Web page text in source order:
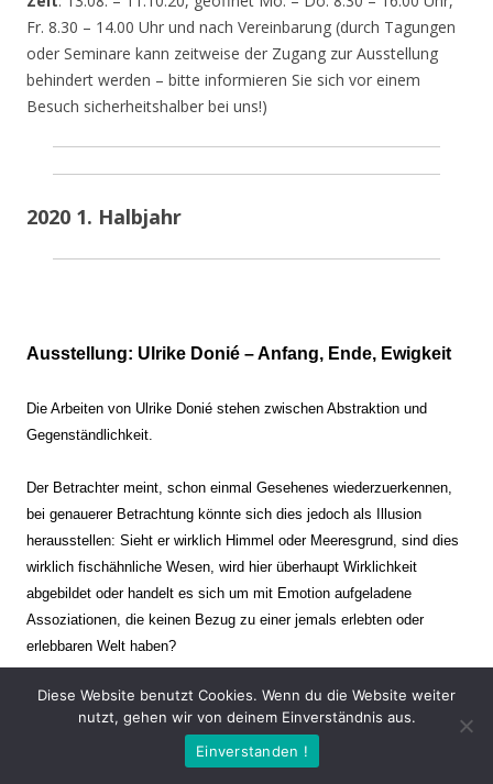
Fr. 8.30 – 14.00 Uhr und nach Vereinbarung (durch Tagungen
oder Seminare kann zeitweise der Zugang zur Ausstellung
behindert werden – bitte informieren Sie sich vor einem
Besuch sicherheitshalber bei uns!)
2020 1. Halbjahr
Ausstellung: Ulrike Donié – Anfang, Ende, Ewigkeit
Die Arbeiten von Ulrike Donié stehen zwischen Abstraktion und
Gegenständlichkeit.
Der Betrachter meint, schon einmal Gesehenes wiederzuerkennen,
bei genauerer Betrachtung könnte sich dies jedoch als Illusion
herausstellen: Sieht er wirklich Himmel oder Meeresgrund, sind dies
wirklich fischähnliche Wesen, wird hier überhaupt Wirklichkeit
abgebildet oder handelt es sich um mit Emotion aufgeladene
Assoziationen, die keinen Bezug zu einer jemals erlebten oder
erlebbaren Welt haben?
Verharren und Dynamik stehen sich dabei gegenüber. Zeit steht still
oder verrinnt im Nu. Es soll dabei eine Spannung, auch farblich, bis
zur Schmerzgrenze erzeugt werden. Die Arbeiten stellen ambivalente
Diese Website benutzt Cookies. Wenn du die Website weiter
nutzt, gehen wir von deinem Einverständnis aus.
Einverstanden !